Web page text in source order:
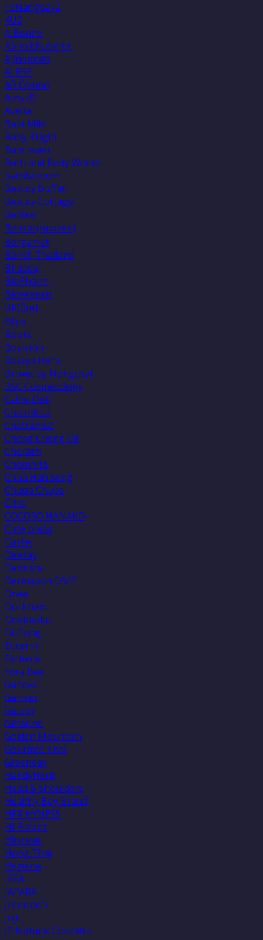
12Nangpaya
4U2
A Bonne
Abhaibhubejhr
Ajinomoto
ALESE
AR Cosmo
Aroy-D
Aveda
Babi Mild
Baby Bright
Bancream
Bath and Body Works
bath&bloom
Beauty Buffet
Beauty Cottage
BeNice
Benzac(เบนเเซค)
Bergamot
Berich Thailand
Bhaesaj
BioPharm
Biowoman
BK(บีเค)
Blink
Boots
Bosisto’s
Botaya Herb
Browit by Nongchat
BSC Cosmetology
Cathy Doll
Chaindrite
Chatramue
Cheng Cheng Oil
Cheraim
Chomnita
Chua Hah Seng
Chupa Chups
Citra
COCORO HANAKO
Cute press
Darlie
Deesay
Dentiste
Dermapon DMP
Dnee
Doi kham
Dokbuaku
Dr.Pong
Eucerin
Farbera
Fora Bee
Gambol
Garnier
Gatsby
Giffarine
Golden Mountain
Gourmet Thai
Greenday
HandyHerb
Head & Shoulders
Healthy Boy Brand
HER HYNESS
Hi-Balanz
Hiruscar
Hong Thai
Hygiene
IKEA
JAPARA
Johnson's
Joji
JP Natural Cosmetic